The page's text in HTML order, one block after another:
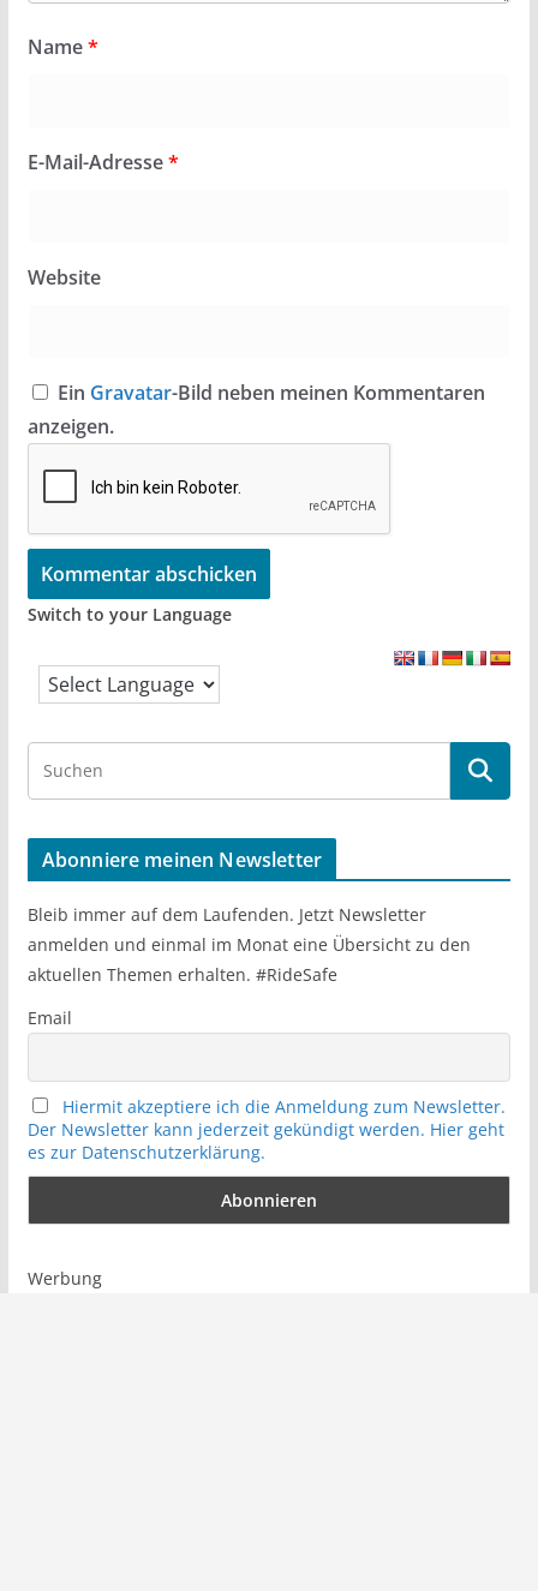
Name*
E-Mail-Adresse*
Website
Ein Gravatar-Bild neben meinen Kommentaren
anzeigen.
Switch to your Language
r
c
h
Abonniere meinen Newsletter
Bleib immer auf dem Laufenden. Jetzt Newsletter
anmelden und einmal im Monat eine Übersicht zu den
aktuellen Themen erhalten. #RideSafe
Email
Hiermit akzeptiere ich die Anmeldung zum Newsletter.
Der Newsletter kann jederzeit gekündigt werden. Hier geht
es zur Datenschutzerklärung.
Werbung